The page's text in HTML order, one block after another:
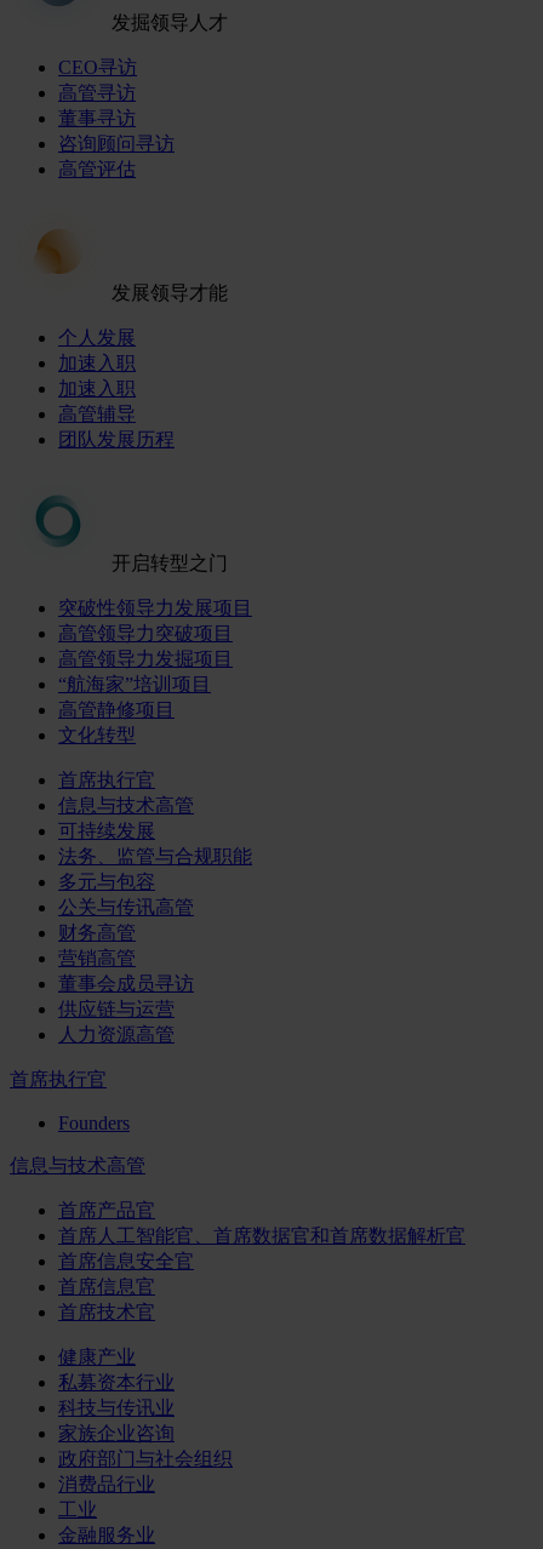
发掘领导人才
CEO寻访
高管寻访
董事寻访
咨询顾问寻访
高管评估
发展领导才能
个人发展
加速入职
加速入职
高管辅导
团队发展历程
开启转型之门
突破性领导力发展项目
高管领导力突破项目
高管领导力发掘项目
“航海家”培训项目
高管静修项目
文化转型
首席执行官
信息与技术高管
可持续发展
法务、监管与合规职能
多元与包容
公关与传讯高管
财务高管
营销高管
董事会成员寻访
供应链与运营
人力资源高管
首席执行官
Founders
信息与技术高管
首席产品官
首席人工智能官、首席数据官和首席数据解析官
首席信息安全官
首席信息官
首席技术官
健康产业
私募资本行业
科技与传讯业
家族企业咨询
政府部门与社会组织
消费品行业
工业
金融服务业